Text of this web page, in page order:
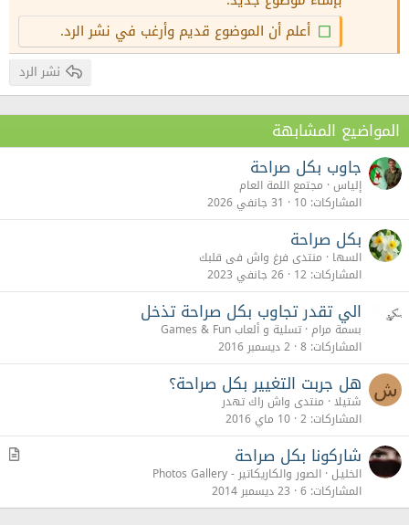
26
Trebuchet MS
Verdana
أعلم أن الموضوع قديم وأرغب في نشر الرد.
نشر الرد
المواضيع المشابهة
جاوب بكل صراحة
إلياس مجتمع اللمة العام
المشاركات 10 31 جانفي 2026
بكل صراحة
السها منتدى فرغ واش فى قلبك
المشاركات 12 26 جانفي 2023
الي تقدر تجاوب بكل صراحة تذخل
بسمة مرام تسلية و ألعاب Games & Fun
المشاركات 8 2 ديسمبر 2016
ش هل جربت التغيير بكل صراحة؟
شتيلا منتدى واش راك تهدر
المشاركات 2 10 ماي 2016
ل
شاركونا بكل صراحة
الخليـل الصور والكاريكاتير - Photos Gallery
المشاركات 6 23 ديسمبر 2014